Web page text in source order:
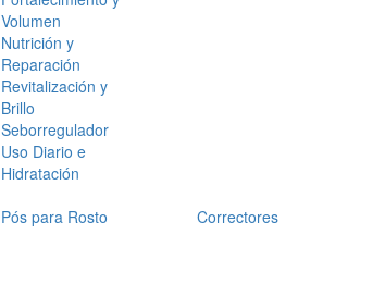
Volumen
Nutrición y
Reparación
Revitalización y
Brillo
Seborregulador
Uso Diario e
Hidratación
Pós para Rosto Correctores